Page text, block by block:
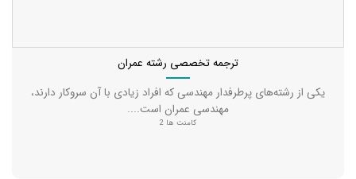
ترجمه تخصصی رشته عمران
یکی از رشته‌های پرطرفدار مهندسی که افراد زیادی با آن سروکار دارند،
مهندسی عمران است....
کامنت ها 2